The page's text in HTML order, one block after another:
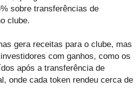
sobre transferências de
clube.
gera receitas para o clube, mas
com ganhos, como os
após a transferência de
onde cada token rendeu cerca de